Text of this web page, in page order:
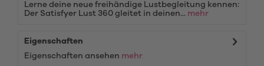
Lerne deine neue freihändige Lustbegleitung kennen:
Der Satisfyer Lust 360 gleitet in deinen... mehr
Eigenschaften
Eigenschaften ansehen mehr